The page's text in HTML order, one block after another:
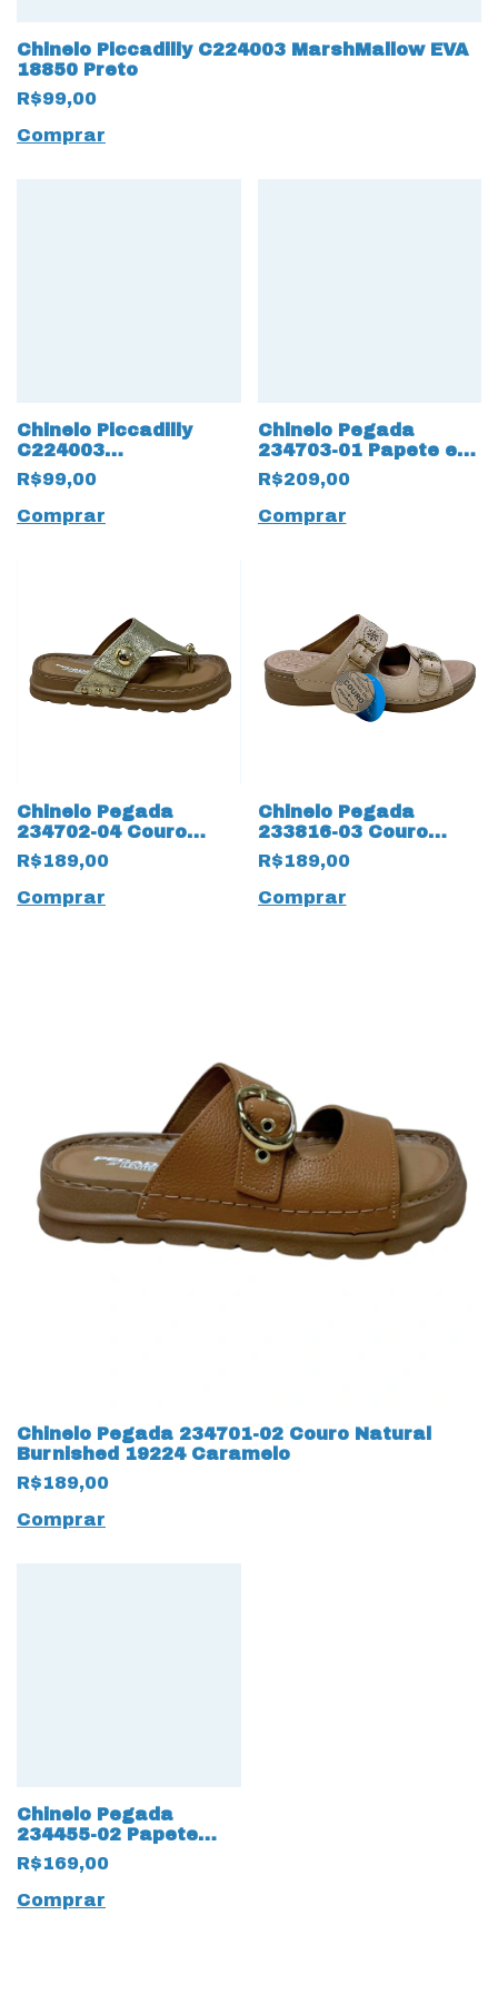
Chinelo Piccadilly C224003 MarshMallow EVA
18850 Preto
R$99,00
Comprar
Chinelo Piccadilly
C224003
MarshMallow EVA
18852 Nude Claro
R$99,00
Comprar
Chinelo Pegada
234703-01 Papete em
Couro Burnished
19221 Linho
R$209,00
Comprar
Chinelo Pegada
234702-04 Couro
Natural Burnished
19223 Ouro
R$189,00
Comprar
Chinelo Pegada
233816-03 Couro
Natural Burnished
Blush 19225 Bege
R$189,00
Comprar
Chinelo Pegada 234701-02 Couro Natural
Burnished 19224 Caramelo
R$189,00
Comprar
Chinelo Pegada
234455-02 Papete
Tira Strass 19218
Rose
R$169,00
Comprar